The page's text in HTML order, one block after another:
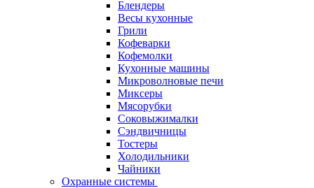
Блендеры
Весы кухонные
Грили
Кофеварки
Кофемолки
Кухонные машины
Микроволновые печи
Миксеры
Мясорубки
Соковыжималки
Сэндвичницы
Тостеры
Холодильники
Чайники
Охранные системы